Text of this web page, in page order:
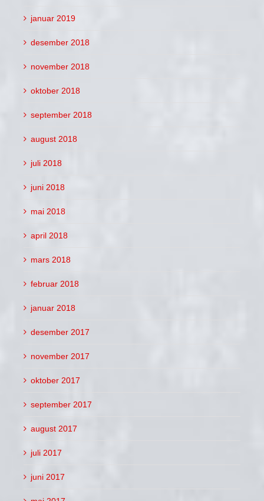
januar 2019
desember 2018
november 2018
oktober 2018
september 2018
august 2018
juli 2018
juni 2018
mai 2018
april 2018
mars 2018
februar 2018
januar 2018
desember 2017
november 2017
oktober 2017
september 2017
august 2017
juli 2017
juni 2017